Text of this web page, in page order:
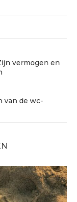
vermogen en
van de wc-